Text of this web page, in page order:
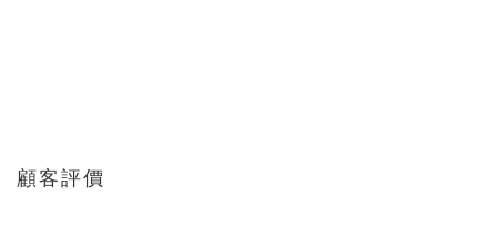
顧客評價